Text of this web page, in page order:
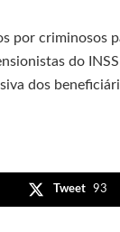
por criminosos
do
dos
Tweet 93